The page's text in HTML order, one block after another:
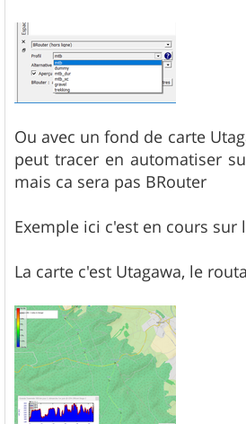
Ou avec un fond de carte
peut tracer en automatiser
mais ca sera pas BRouter
Exemple ici c'est en cours sur
La carte c'est Utagawa, le